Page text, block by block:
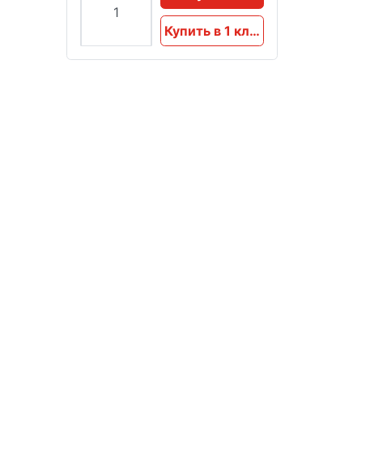
Купить в 1 клик